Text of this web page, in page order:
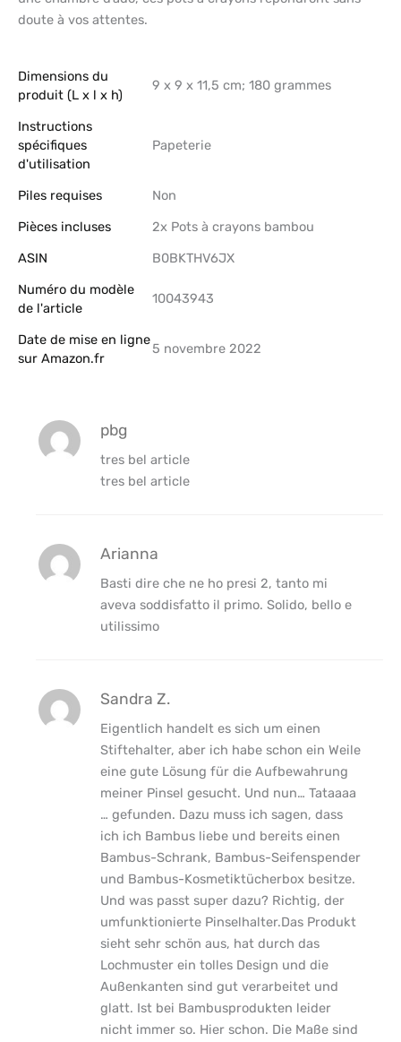
doute à vos attentes.
Dimensions du
produit (L x l x h)
‎9 x 9 x 11,5 cm; 180 grammes
Instructions
spécifiques
d'utilisation
‎Papeterie
Piles requises
‎Non
Pièces incluses
‎2x Pots à crayons bambou
ASIN
B0BKTHV6JX
Numéro du modèle
de l'article
10043943
Date de mise en ligne
sur Amazon.fr
5 novembre 2022
pbg
tres bel article
tres bel article
Arianna
Basti dire che ne ho presi 2, tanto mi
aveva soddisfatto il primo. Solido, bello e
utilissimo
Sandra Z.
Eigentlich handelt es sich um einen
Stiftehalter, aber ich habe schon ein Weile
eine gute Lösung für die Aufbewahrung
meiner Pinsel gesucht. Und nun… Tataaaa
… gefunden. Dazu muss ich sagen, dass
ich ich Bambus liebe und bereits einen
Bambus-Schrank, Bambus-Seifenspender
und Bambus-Kosmetiktücherbox besitze.
Und was passt super dazu? Richtig, der
umfunktionierte Pinselhalter.Das Produkt
sieht sehr schön aus, hat durch das
Lochmuster ein tolles Design und die
Außenkanten sind gut verarbeitet und
glatt. Ist bei Bambusprodukten leider
nicht immer so. Hier schon. Die Maße sind